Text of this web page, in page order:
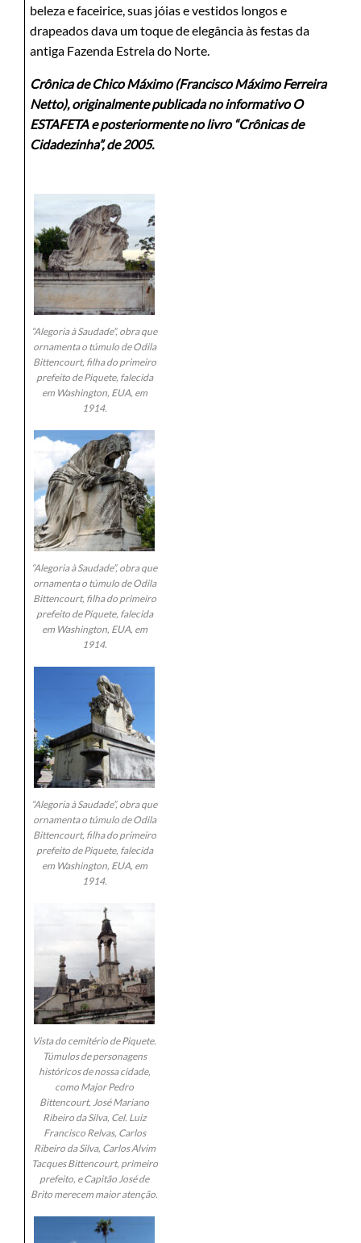
beleza e faceirice, suas jóias e vestidos longos e
drapeados dava um toque de elegância às festas da
antiga Fazenda Estrela do Norte.
Crônica de Chico Máximo (Francisco Máximo Ferreira
Netto), originalmente publicada no informativo O
ESTAFETA e posteriormente no livro “Crônicas de
Cidadezinha”, de 2005.
“Alegoria à Saudade”, obra que
ornamenta o túmulo de Odila
Bittencourt, filha do primeiro
prefeito de Piquete, falecida
em Washington, EUA, em
1914.
“Alegoria à Saudade”, obra que
ornamenta o túmulo de Odila
Bittencourt, filha do primeiro
prefeito de Piquete, falecida
em Washington, EUA, em
1914.
“Alegoria à Saudade”, obra que
ornamenta o túmulo de Odila
Bittencourt, filha do primeiro
prefeito de Piquete, falecida
em Washington, EUA, em
1914.
Vista do cemitério de Piquete.
Túmulos de personagens
históricos de nossa cidade,
como Major Pedro
Bittencourt, José Mariano
Ribeiro da Silva, Cel. Luiz
Francisco Relvas, Carlos
Ribeiro da Silva, Carlos Alvim
Tacques Bittencourt, primeiro
prefeito, e Capitão José de
Brito merecem maior atenção.